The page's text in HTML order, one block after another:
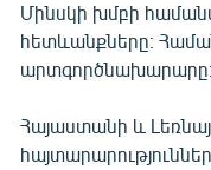
Մինսկի խմբի
հետևանքները։
արտգործնախարարը։
Հայաստանի և